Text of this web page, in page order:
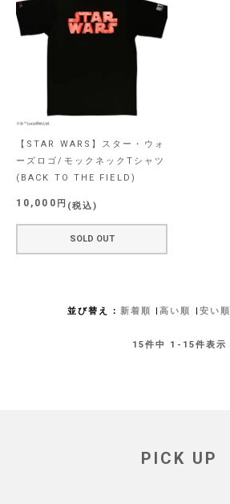
【STAR WARS】スター・ウォ
ーズロゴ/モックネックTシャツ
(BACK TO THE FIELD)
10,000 税込
SOLD OUT
並び替え 新着順 高い順 安い順
15件中 1 - 15件表示
PICK UP